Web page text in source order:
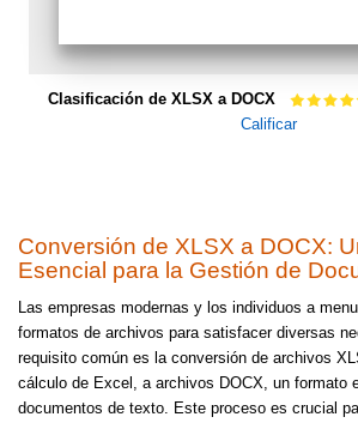
Clasificación de XLSX a DOCX
Calificar
Conversión de XLSX a DOCX:
Esencial para la Gestión de
Las empresas modernas y los individuos a
formatos de archivos para satisfacer diversas
requisito común es la conversión de archivos
cálculo de Excel, a archivos DOCX, un formato
documentos de texto. Este proceso es crucial